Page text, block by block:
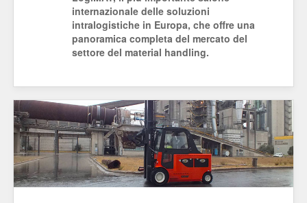
internazionale delle soluzioni
intralogistiche in Europa, che offre una
panoramica completa del mercato del
settore del material handling.